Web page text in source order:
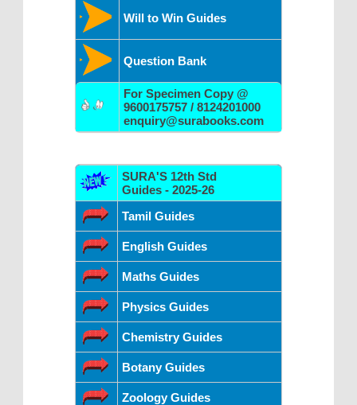
Will to Win Guides
Question Bank
For Specimen Copy @
9600175757 / 8124201000
enquiry@surabooks.com
SURA'S 12th Std
Guides - 2025-26
Tamil Guides
English Guides
Maths Guides
Physics Guides
Chemistry Guides
Botany Guides
Zoology Guides